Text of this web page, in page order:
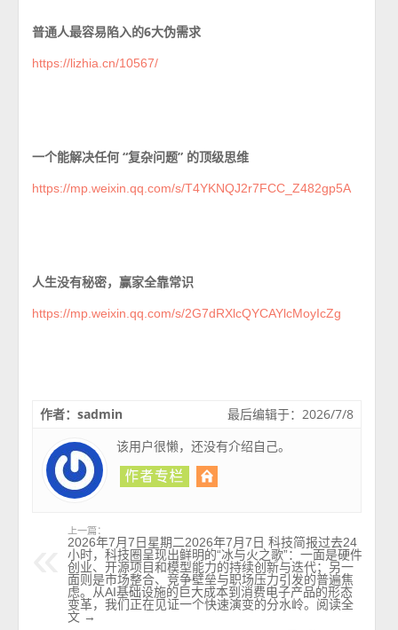
普通人最容易陷入的6大伪需求
https://lizhia.cn/10567/
一个能解决任何 “复杂问题” 的顶级思维
https://mp.weixin.qq.com/s/T4YKNQJ2r7FCC_Z482gp5A
人生没有秘密，赢家全靠常识
https://mp.weixin.qq.com/s/2G7dRXlcQYCAYlcMoyIcZg
最后编辑于：2026/7/8
作者：sadmin
该用户很懒，还没有介绍自己。
上一篇：
2026年7月7日星期二2026年7月7日 科技简报过去24
小时，科技圈呈现出鲜明的“冰与火之歌”：一面是硬件
创业、开源项目和模型能力的持续创新与迭代；另一
面则是市场整合、竞争壁垒与职场压力引发的普遍焦
虑。从AI基础设施的巨大成本到消费电子产品的形态
变革，我们正在见证一个快速演变的分水岭。阅读全
文 →